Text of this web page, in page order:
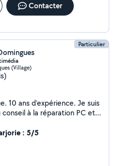
Contacter
Particulier
(Village)
conseil à la réparation PC et
de : 5/5